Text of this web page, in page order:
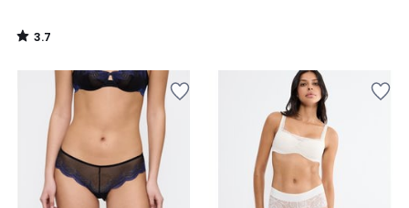
3.7
/